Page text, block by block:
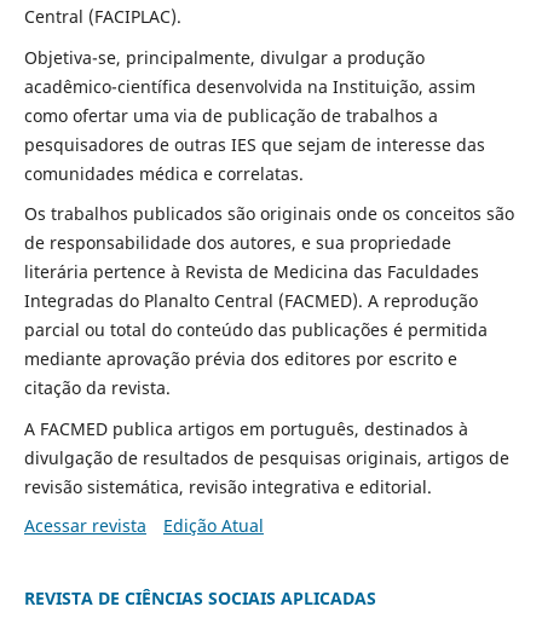
Central (FACIPLAC).
Objetiva-se, principalmente, divulgar a produção
acadêmico-científica desenvolvida na Instituição, assim
como ofertar uma via de publicação de trabalhos a
pesquisadores de outras IES que sejam de interesse das
comunidades médica e correlatas.
Os trabalhos publicados são originais onde os conceitos são
de responsabilidade dos autores, e sua propriedade
literária pertence à Revista de Medicina das Faculdades
Integradas do Planalto Central (FACMED). A reprodução
parcial ou total do conteúdo das publicações é permitida
mediante aprovação prévia dos editores por escrito e
citação da revista.
A FACMED publica artigos em português, destinados à
divulgação de resultados de pesquisas originais, artigos de
revisão sistemática, revisão integrativa e editorial.
Acessar revista
Edição Atual
REVISTA DE CIÊNCIAS SOCIAIS APLICADAS